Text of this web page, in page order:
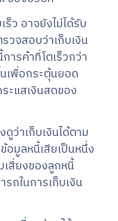
ว อาจยังไม่ได้รับ
วจสอบว่าเก็บเงิน
ารค้าที่โตเร็วกว่า
เพื่อกระตุ้นยอด
ะแสเงินสดของ
ว่าเก็บเงินได้ตาม
มูลหนี้เสียเป็นหนึ่ง
เสี่ยงของลูกหนี้
ถในการเก็บเงิน